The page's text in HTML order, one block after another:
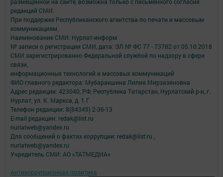
размещенной на сайте, возможна только с письменного согласия
редакций СМИ.
При поддержке Республиканского агентства по печати и массовым
коммуникациям.
Наименование СМИ: Нурлат-⁠информ
№ записи о регистрации СМИ, дата: ЭЛ № ФС 77 -⁠ 73782 от 05.10.2018
СМИ зарегистрированно Федеральной службой по надзору в сфере
связи,
информационных технологий и массовых коммуникаций
ФИО главного редактора: Мубаракшина Лилия Мирзазяновна
Адрес редакции: 423040, РФ, Республика Татарстан, Нурлатский р-н, г.
Нурлат, ул. К. Маркса, д. 1 Г
Телефон редакции: 8(84345) 2-36-13
E-mail редакции: redak@list.ru
nurlatweb@yandex.ru
Для сообщений о фактах коррупции: redak@list.ru ,
nurlatweb@yandex.ru
Учредитель СМИ: АО «ТАТМЕДИА»
Антикоррупционная политика